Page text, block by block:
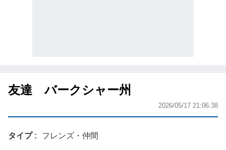
友達 バークシャー州
2026/05/17 21:06:38
タイプ フレンズ・仲間